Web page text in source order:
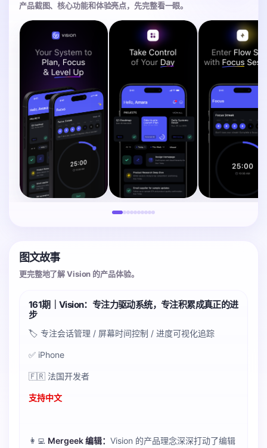
产品截图、核心功能和体验亮点，先完整看一眼。
图文故事
更完整地了解 Vision 的产品体验。
161期｜Vision：专注力驱动系统，专注积累成真正的进
步
🏷️ 专注会话管理 / 屏幕时间控制 / 进度可视化追踪
✅ iPhone
🇫🇷 法国开发者
支持中文
👩‍💻 Mergeek 编辑： Vision 的产品理念深深打动了编辑